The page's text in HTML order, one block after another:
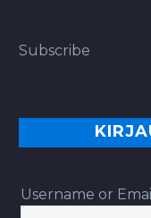
Subscribe
Username or Email